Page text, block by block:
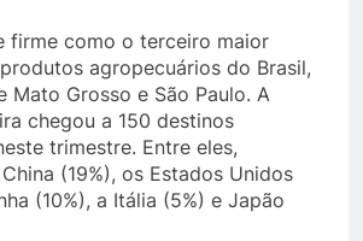
firme como o terceiro maior
agropecuários do Brasil,
Mato Grosso e São Paulo. A
chegou a 150 destinos
trimestre. Entre eles,
(19%), os Estados Unidos
(10%), a Itália (5%) e Japão